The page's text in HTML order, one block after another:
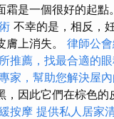
霜是一個很好的起點
不幸的是，相反，
膚上消失。 律師公
推薦，找最合適的
家，幫助您解決屋
，因此它們在棕色的
按摩 提供私人居家